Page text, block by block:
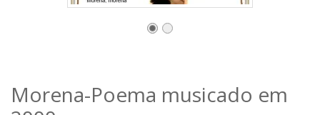
Morena-Poema musicado em